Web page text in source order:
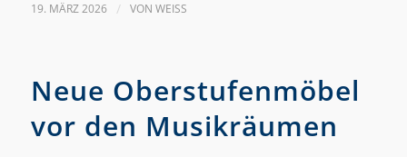
19. MÄRZ 2026 / VON WEISS
Neue Oberstufenmöbel
vor den Musikräumen